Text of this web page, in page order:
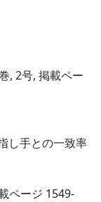
, 2号, 掲載ペー
し手との一致率
ページ 1549-